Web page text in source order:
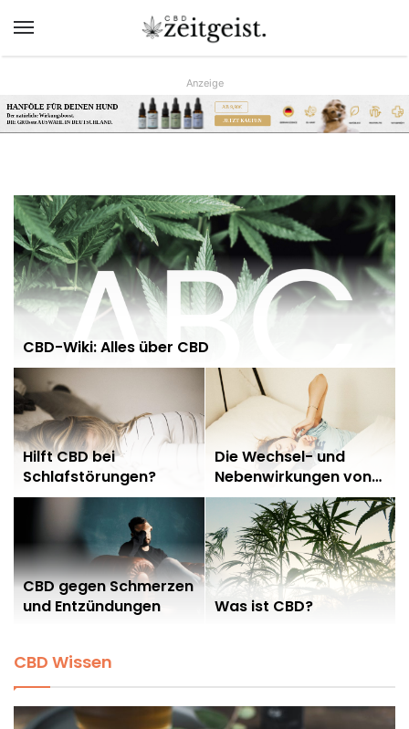
Menü
Anzeige
HANFÖLE FÜR DEINEN HUND
Der natürliche Wirkungsboost.
DIE GRÖsste AUSWAHL IN DEUTSCHLAND.
AB 9,90€
JETZT KAUFEN
www.hunreys.de
CBD-Wiki: Alles über CBD
Hilft CBD bei
Schlafstörungen?
Die Wechsel- und
Nebenwirkungen von
CBD
CBD gegen Schmerzen
und Entzündungen
Was ist CBD?
CBD Wissen